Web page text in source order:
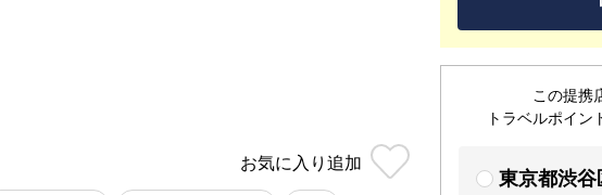
お気に入り 追加
この提携
トラベルポイン
東京都渋谷